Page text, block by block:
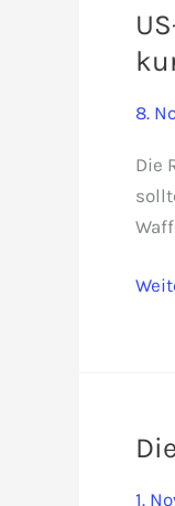
8.
Die
US-
in
1.